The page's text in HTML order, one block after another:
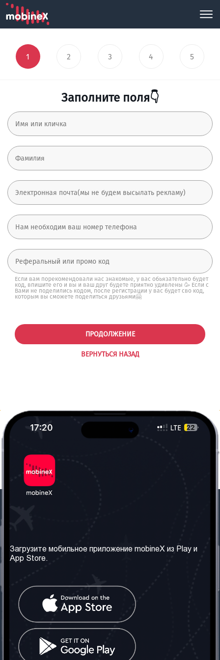
1 2 3 4 5
Заполните поля👇
Если вам порекомендовали нас знакомые, у вас обьязательно будет
код, впишите его и вы и ваш друг будете приятно удивлены 🥳 Если с
Вами не поделились кодом, после регистрации у вас будет сво код,
которым вы сможете поделиться друзьями🤗
ВЕРНУТЬСЯ НАЗАД
ПРОДОЛЖЕНИЕ
Наши сервисы
Правила и Условия
Часто задаваемые
вопросы
Контакт
Грузия: Тбилиси
Телефон: +442030340050
Социальные сети
Загрузите мобильное приложение mobineX из Play и
App Store.